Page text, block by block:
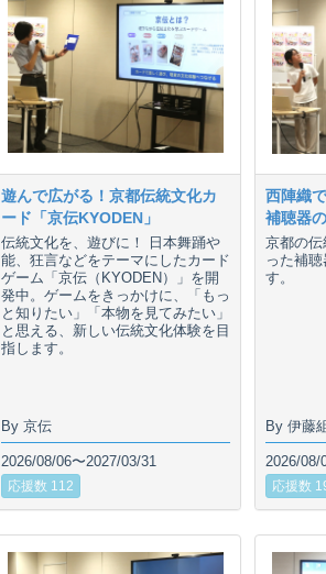
遊んで広がる！京都伝統文化カ
ード「京伝KYODEN」
伝統文化を、遊びに！ 日本舞踊や
能、狂言などをテーマにしたカード
ゲーム「京伝（KYODEN）」を開
発中。ゲームをきっかけに、「もっ
と知りたい」「本物を見てみたい」
と思える、新しい伝統文化体験を目
指します。
By 京伝
2026/08/06〜2027/03/31
応援数 112
西陣織
補聴器
京都の
った補
す。
By 伊藤
2026/08/
応援数